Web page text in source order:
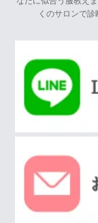
くのサロンで